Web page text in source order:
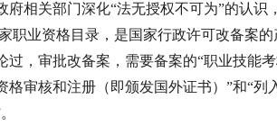
府相关部门深化“法无授权不可为”的认识
职业资格目录，是国家行政许可改备案
过，审批改备案，需要备案的“职业技能
格审核和注册（即颁发国外证书）”和“